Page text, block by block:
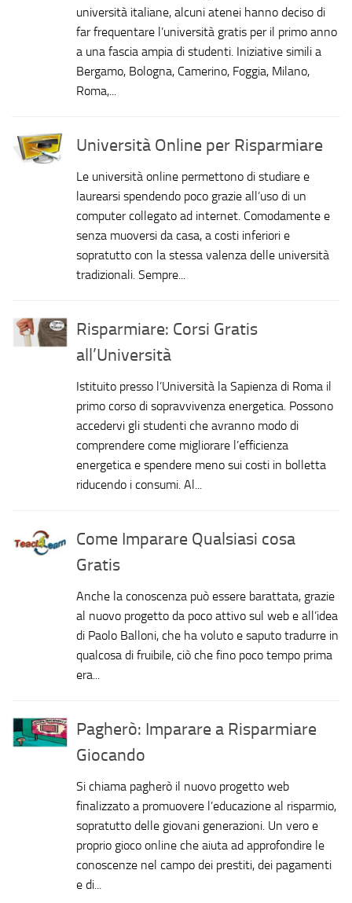
università italiane, alcuni atenei hanno deciso di
far frequentare l’università gratis per il primo anno
a una fascia ampia di studenti. Iniziative simili a
Bergamo, Bologna, Camerino, Foggia, Milano,
Roma,...
Università Online per Risparmiare
Le università online permettono di studiare e
laurearsi spendendo poco grazie all’uso di un
computer collegato ad internet. Comodamente e
senza muoversi da casa, a costi inferiori e
sopratutto con la stessa valenza delle università
tradizionali. Sempre...
Risparmiare: Corsi Gratis
all’Università
Istituito presso l’Università la Sapienza di Roma il
primo corso di sopravvivenza energetica. Possono
accedervi gli studenti che avranno modo di
comprendere come migliorare l’efficienza
energetica e spendere meno sui costi in bolletta
riducendo i consumi. Al...
Come Imparare Qualsiasi cosa
Gratis
Anche la conoscenza può essere barattata, grazie
al nuovo progetto da poco attivo sul web e all’idea
di Paolo Balloni, che ha voluto e saputo tradurre in
qualcosa di fruibile, ciò che fino poco tempo prima
era...
Pagherò: Imparare a Risparmiare
Giocando
Si chiama pagherò il nuovo progetto web
finalizzato a promuovere l’educazione al risparmio,
sopratutto delle giovani generazioni. Un vero e
proprio gioco online che aiuta ad approfondire le
conoscenze nel campo dei prestiti, dei pagamenti
e di...